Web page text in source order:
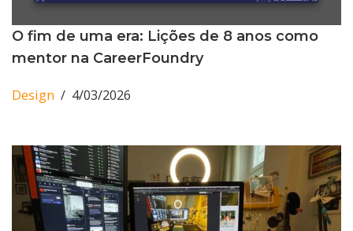
O fim de uma era: Lições de 8 anos como
mentor na CareerFoundry
Design 4/03/2026